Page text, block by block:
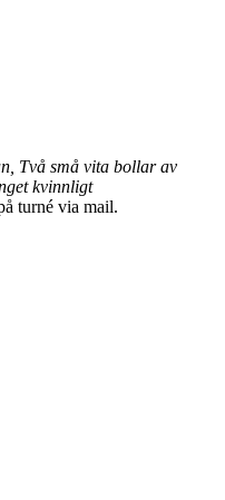
Två små vita bollar av
kvinnligt
turné via mail.